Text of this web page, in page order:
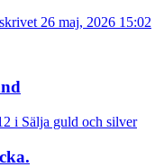
26 maj, 2026 15:02
i Sälja guld och silver